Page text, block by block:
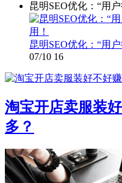
昆明SEO优化：“用
昆明SEO优化：“用
07/10 16
淘宝开店卖服装
多？